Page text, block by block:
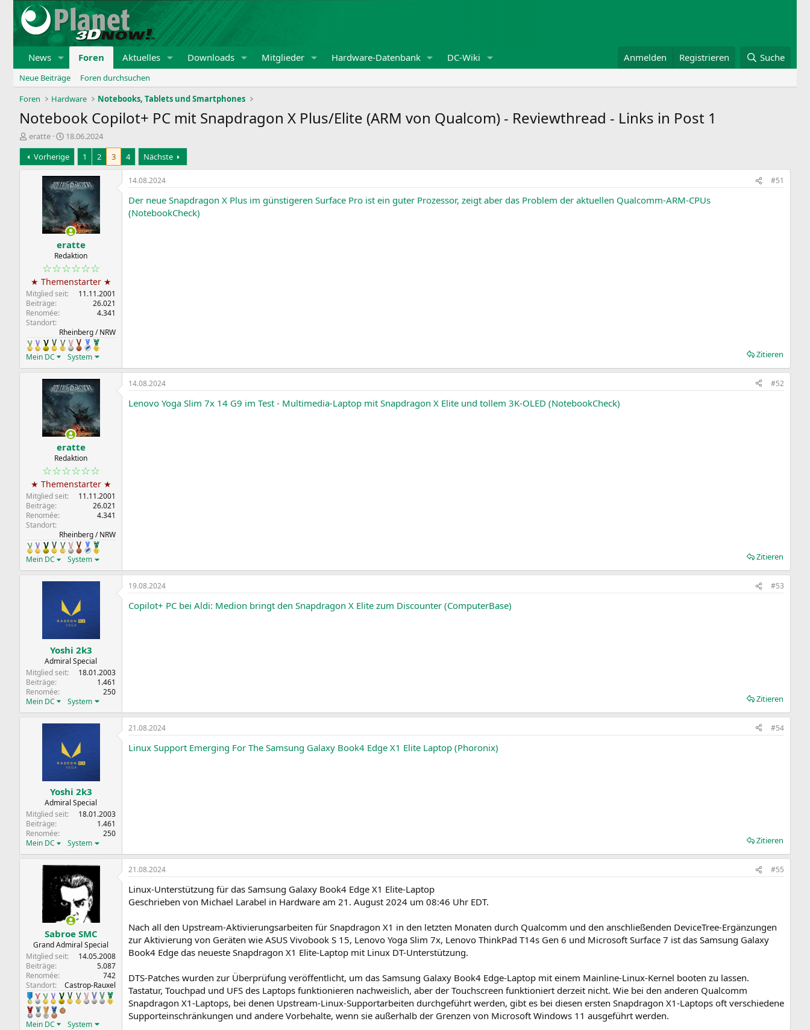
News Foren Aktuelles Downloads Mitglieder Hardware-Datenbank DC-Wiki Anmelden Registrieren Suche
Neue Beiträge
Foren durchsuchen
Foren
Hardware Notebooks, Tablets und Smartphones
Notebook Copilot+ PC mit Snapdragon X Plus/Elite (ARM von Qualcom) - Reviewthread - Links in Post 1
E
r
s
t
eratte
E
r
s
t
e
l
l
t
a
m
18.06.2024
Vorherige
1 2 3 4 Nächste
eratte
Redaktion
☆☆☆☆☆☆
★ Themenstarter ★
Mitglied seit
11.11.2001
Beiträge
26.021
Renomée
4.341
Standort
Rheinberg / NRW
Mein DC System
14.08.2024 #51
Der neue Snapdragon X Plus im günstigeren Surface Pro ist ein guter Prozessor, zeigt aber das Problem der aktuellen Qualcomm-ARM-CPUs
(NotebookCheck)
Zitieren
eratte
Redaktion
☆☆☆☆☆☆
★ Themenstarter ★
Mitglied seit
11.11.2001
Beiträge
26.021
Renomée
4.341
Standort
Rheinberg / NRW
Mein DC System
14.08.2024 #52
Lenovo Yoga Slim 7x 14 G9 im Test - Multimedia-Laptop mit Snapdragon X Elite und tollem 3K-OLED (NotebookCheck)
Zitieren
Yoshi 2k3
Admiral Special
Mitglied seit
18.01.2003
Beiträge
1.461
Renomée
250
Mein DC
System
19.08.2024 #53
Copilot+ PC bei Aldi: Medion bringt den Snapdragon X Elite zum Discounter (ComputerBase)
Zitieren
Yoshi 2k3
Admiral Special
Mitglied seit
18.01.2003
Beiträge
1.461
Renomée
250
Mein DC
System
21.08.2024 #54
Linux Support Emerging For The Samsung Galaxy Book4 Edge X1 Elite Laptop (Phoronix)
Zitieren
Sabroe SMC
Grand Admiral Special
Mitglied seit
14.05.2008
Beiträge
5.087
Renomée
742
Standort
Castrop-Rauxel
Mein DC System
21.08.2024 #55
Linux-Unterstützung für das Samsung Galaxy Book4 Edge X1 Elite-Laptop
Geschrieben von Michael Larabel in Hardware am 21. August 2024 um 08:46 Uhr EDT.
Nach all den Upstream-Aktivierungsarbeiten für Snapdragon X1 in den letzten Monaten durch Qualcomm und den anschließenden DeviceTree-Ergänzungen
zur Aktivierung von Geräten wie ASUS Vivobook S 15, Lenovo Yoga Slim 7x, Lenovo ThinkPad T14s Gen 6 und Microsoft Surface 7 ist das Samsung Galaxy
Book4 Edge das neueste Snapdragon X1 Elite-Laptop mit Linux DT-Unterstützung.
DTS-Patches wurden zur Überprüfung veröffentlicht, um das Samsung Galaxy Book4 Edge-Laptop mit einem Mainline-Linux-Kernel booten zu lassen.
Tastatur, Touchpad und UFS des Laptops funktionieren nachweislich, aber der Touchscreen funktioniert derzeit nicht. Wie bei den anderen Qualcomm
Snapdragon X1-Laptops, bei denen Upstream-Linux-Supportarbeiten durchgeführt werden, gibt es bei diesen ersten Snapdragon X1-Laptops oft verschiedene
Supporteinschränkungen und andere Vorbehalte, wenn sie außerhalb der Grenzen von Microsoft Windows 11 ausgeführt werden.